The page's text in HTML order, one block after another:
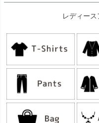
レディー